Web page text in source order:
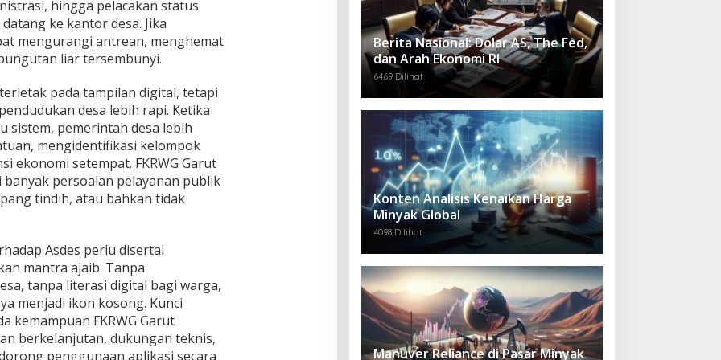
hingga pelacakan status
ke kantor desa. Jika
mengurangi antrean, menghemat
liar tersembunyi.
pada tampilan digital, tetapi
desa lebih rapi. Ketika
sistem, pemerintah desa lebih
mengidentifikasi kelompok
ekonomi setempat. FKRWG Garut
persoalan pelayanan publik
tindih, atau bahkan tidak
Asdes perlu disertai
mantra ajaib. Tanpa
tanpa literasi digital bagi warga,
menjadi ikon kosong. Kunci
kemampuan FKRWG Garut
berkelanjutan, dukungan teknis,
penggunaan aplikasi secara
Berita Nasional: Dolar AS, The Fed,
dan Arah Ekonomi RI
6469 Dilihat
Konten Analisis Kenaikan Harga
Minyak Global
4098 Dilihat
Manuver Reliance di Pasar Minyak